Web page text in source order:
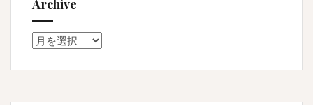
Archive
Archive